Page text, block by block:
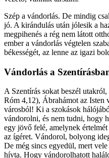
Szép a vándorlás. De mindig
jó. A kirándulás után jólesik a
megpihenés a rég nem látott
ember a vándorlás végtelen
békességét, az lenne az igazi
Vándorlás a
A Szentírás sokat beszél
Róm 4,12), Ábrahámot az Isten
városból! Ki a szokások
vándorolni, és nem tudni, hogy
egy jövő felé, amelynek
az ígéret. Vándorol, bolyong
De még sincs egyedül, mert
hívta. Hogy vándorolhatott